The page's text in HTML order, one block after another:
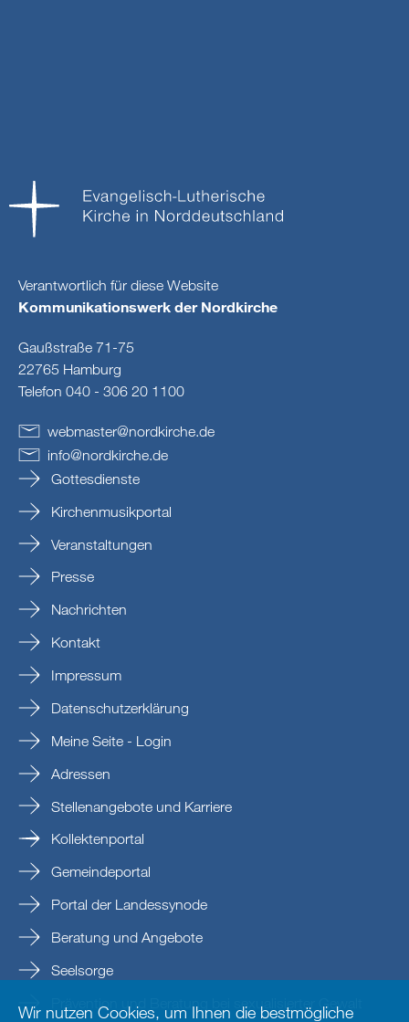
Verantwortlich für diese Website
Kommunikationswerk der Nordkirche
Gaußstraße 71-75
22765 Hamburg
Telefon 040 - 306 20 1100
webmaster@nordkirche.de
info@nordkirche.de
Gottesdienste
Kirchenmusikportal
Veranstaltungen
Presse
Nachrichten
Kontakt
Impressum
Datenschutzerklärung
Meine Seite - Login
Adressen
Stellenangebote und Karriere
Kollektenportal
Gemeindeportal
Portal der Landessynode
Beratung und Angebote
Seelsorge
Prävention und Beratung bei sexualisierter Gewalt
Wir nutzen Cookies, um Ihnen die bestmögliche